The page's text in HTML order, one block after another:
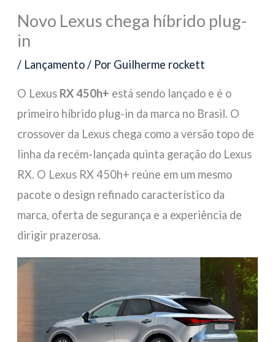
Novo Lexus chega híbrido plug-
in
/ Lançamento/ Por Guilherme rockett
O Lexus RX 450h+ está sendo lançado e é o
primeiro híbrido plug-in da marca no Brasil. O
crossover da Lexus chega como a versão topo de
linha da recém-lançada quinta geração do Lexus
RX. O Lexus RX 450h+ reúne em um mesmo
pacote o design refinado característico da
marca, oferta de segurança e a experiência de
dirigir prazerosa.